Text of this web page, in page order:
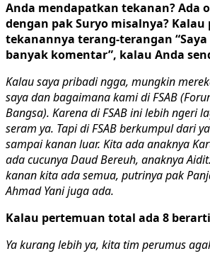
Anda mendapatkan tekanan? Ada
dengan pak Suryo misalnya?
tekanannya terang-terangan
banyak komentar”, kalau Anda
Kalau saya pribadi ngga, mungkin
saya dan bagaimana kami di FSAB
Bangsa). Karena di FSAB ini lebih ngeri
seram ya. Tapi di FSAB berkumpul dari
sampai kanan luar. Kita ada anaknya
ada cucunya Daud Bereuh, anaknya
kanan kita ada semua, putrinya pak
Ahmad Yani juga ada.
Kalau pertemuan total ada 8
Ya kurang lebih ya, kita tim perumus